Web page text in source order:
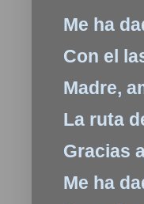
Me ha
Con el
Madre,
La ruta
Gracias
Me ha